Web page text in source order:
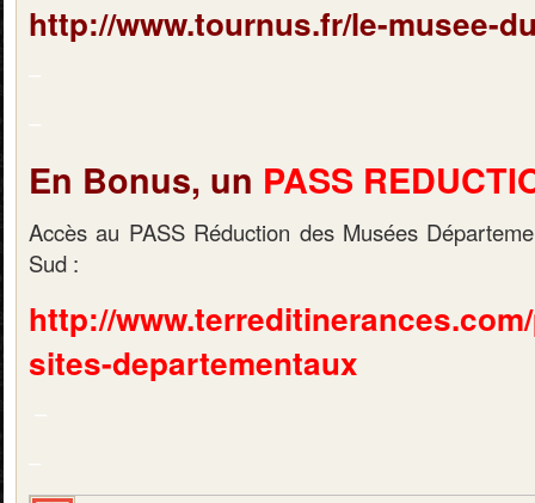
http://www.tournus.fr/le-musee-
En Bonus, un PASS
Accès au PASS Réduction des Musées
Sud :
http://
sites-departementaux